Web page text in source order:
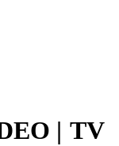
| TV